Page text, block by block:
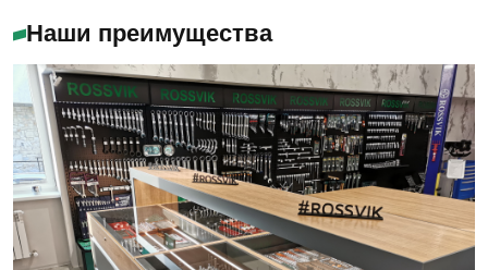
Наши преимущества